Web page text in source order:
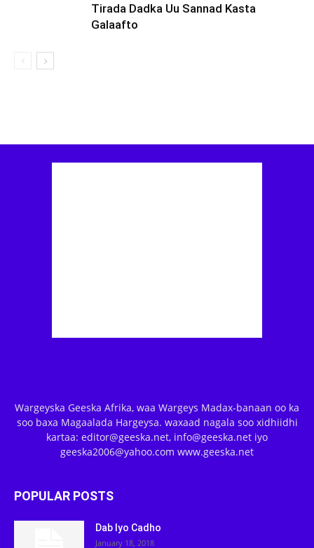
Tirada Dadka Uu Sannad Kasta
Galaafto
Wargeyska Geeska Afrika, waa Wargeys Madax-banaan oo ka
soo baxa Magaalada Hargeysa. waxaad nagala soo xidhiidhi
kartaa: editor@geeska.net, info@geeska.net iyo
geeska2006@yahoo.com www.geeska.net
POPULAR POSTS
Dab Iyo Cadho
January 18, 2018